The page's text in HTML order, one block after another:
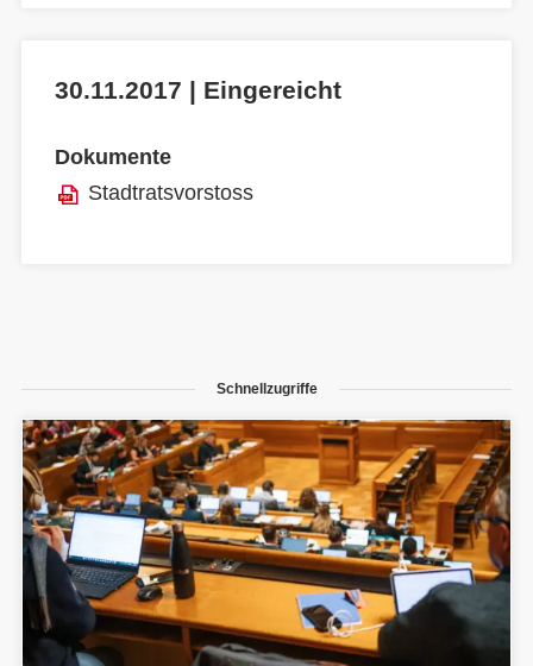
30.11.2017 | Eingereicht
Dokumente
Stadtratsvorstoss
Schnellzugriffe